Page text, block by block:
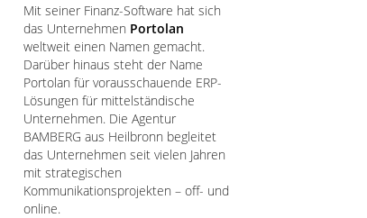
Mit seiner Finanz-Software hat sich
das Unternehmen Portolan
weltweit einen Namen gemacht.
Darüber hinaus steht der Name
Portolan für vorausschauende ERP-
Lösungen für mittelständische
Unternehmen. Die Agentur
BAMBERG aus Heilbronn begleitet
das Unternehmen seit vielen Jahren
mit strategischen
Kommunikationsprojekten – off- und
online.